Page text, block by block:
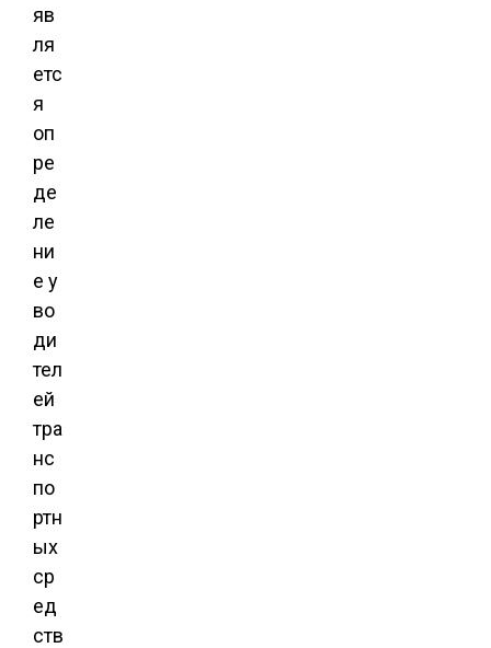
яв
ля
етс
я
оп
ре
де
ле
ни
е у
во
ди
тел
ей
тра
нс
по
ртн
ых
ср
ед
ств